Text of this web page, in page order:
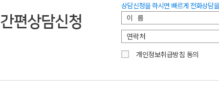
간편상담신청
상담신청을 하시면 빠르게 전화상담
개인정보취급방침 동의